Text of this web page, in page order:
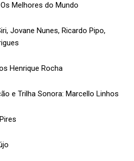
Melhores do Mundo
Jovane Nunes, Ricardo Pipo,
Henrique Rocha
e Trilha Sonora: Marcello Linhos